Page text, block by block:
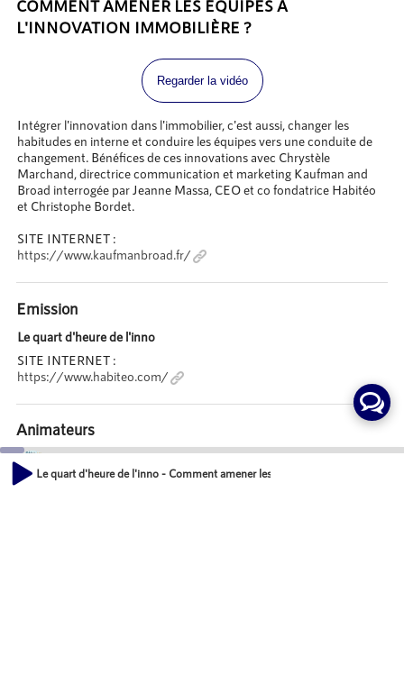
COMMENT AMENER LES ÉQUIPES À
L'INNOVATION IMMOBILIÈRE ?
Regarder la vidéo
Intégrer l'innovation dans l'immobilier, c'est aussi, changer les
habitudes en interne et conduire les équipes vers une conduite de
changement. Bénéfices de ces innovations avec Chrystèle
Marchand, directrice communication et marketing Kaufman and
Broad interrogée par Jeanne Massa, CEO et co fondatrice Habitéo
et Christophe Bordet.
SITE INTERNET :
https://www.kaufmanbroad.fr/
Emission
Le quart d'heure de l'inno
SITE INTERNET :
https://www.habiteo.com/
Animateurs
Jeanne MASSA
Le quart d'heure de l'inno - Comment amener les équipes à l'innovation